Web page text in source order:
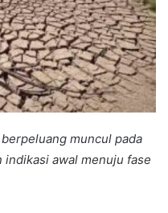
muncul pada
awal menuju fase